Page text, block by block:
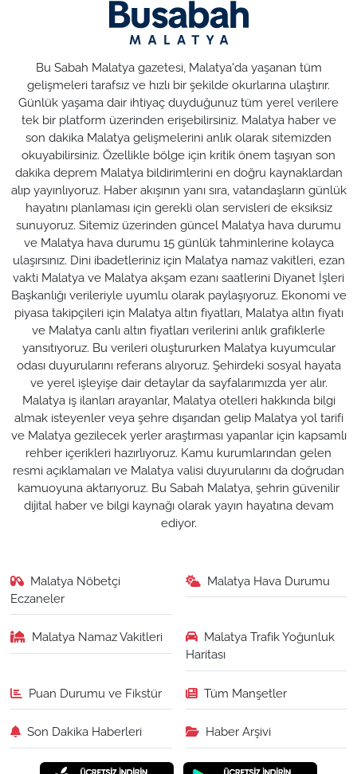
Bu Sabah Malatya gazetesi, Malatya'da yaşanan tüm
gelişmeleri tarafsız ve hızlı bir şekilde okurlarına ulaştırır.
Günlük yaşama dair ihtiyaç duyduğunuz tüm yerel verilere
tek bir platform üzerinden erişebilirsiniz. Malatya haber ve
son dakika Malatya gelişmelerini anlık olarak sitemizden
okuyabilirsiniz. Özellikle bölge için kritik önem taşıyan son
dakika deprem Malatya bildirimlerini en doğru kaynaklardan
alıp yayınlıyoruz. Haber akışının yanı sıra, vatandaşların günlük
hayatını planlaması için gerekli olan servisleri de eksiksiz
sunuyoruz. Sitemiz üzerinden güncel Malatya hava durumu
ve Malatya hava durumu 15 günlük tahminlerine kolayca
ulaşırsınız. Dini ibadetleriniz için Malatya namaz vakitleri, ezan
vakti Malatya ve Malatya akşam ezanı saatlerini Diyanet İşleri
Başkanlığı verileriyle uyumlu olarak paylaşıyoruz. Ekonomi ve
piyasa takipçileri için Malatya altın fiyatları, Malatya altın fiyatı
ve Malatya canlı altın fiyatları verilerini anlık grafiklerle
yansıtıyoruz. Bu verileri oluştururken Malatya kuyumcular
odası duyurularını referans alıyoruz. Şehirdeki sosyal hayata
ve yerel işleyişe dair detaylar da sayfalarımızda yer alır.
Malatya iş ilanları arayanlar, Malatya otelleri hakkında bilgi
almak isteyenler veya şehre dışarıdan gelip Malatya yol tarifi
ve Malatya gezilecek yerler araştırması yapanlar için kapsamlı
rehber içerikleri hazırlıyoruz. Kamu kurumlarından gelen
resmi açıklamaları ve Malatya valisi duyurularını da doğrudan
kamuoyuna aktarıyoruz. Bu Sabah Malatya, şehrin güvenilir
dijital haber ve bilgi kaynağı olarak yayın hayatına devam
ediyor.
Malatya Nöbetçi
Eczaneler
Malatya Hava Durumu
Malatya Namaz Vakitleri
Malatya Trafik Yoğunluk
Haritası
Puan Durumu ve Fikstür Tüm Manşetler
Son Dakika Haberleri Haber Arşivi